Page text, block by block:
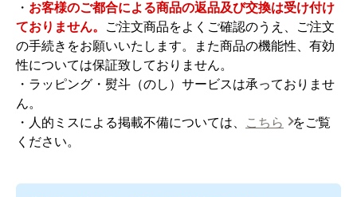
・ お客様のご都合による商品の返品及び交換は受け付け
ておりません。
ご注文商品をよくご確認のうえ、ご注文
の手続きをお願いいたします。また商品の機能性、有効
性については保証致しておりません。
・ラッピング・熨斗（のし）サービスは承っておりませ
ん。
・人的ミスによる掲載不備については、
こちら
をご覧
ください。